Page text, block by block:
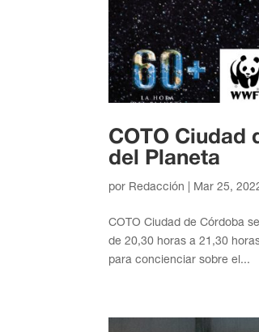
COTO Ciudad
del Planeta
por Redacción Mar 25,
COTO Ciudad de Córdoba
de 20,30 horas a 21,30
para concienciar sobre el...